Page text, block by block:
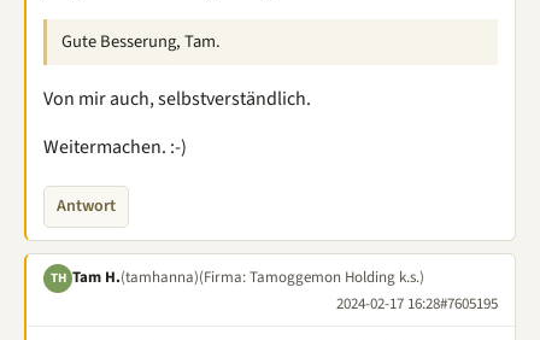
Gute Besserung, Tam.
Von mir auch, selbstverständlich.
Weitermachen. :-)
Antwort
TH Tam H.(tamhanna)(Firma: Tamoggemon Holding k.s.)
2024-02-17 16:28#7605195